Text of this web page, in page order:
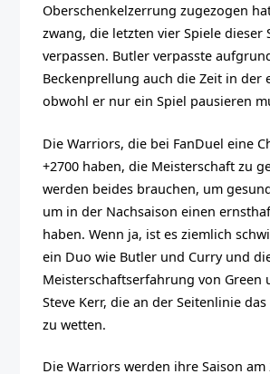
Oberschenkelzerrung zugezogen
zwang, die letzten vier Spiele dieser
verpassen. Butler verpasste
Beckenprellung auch die Zeit in der
obwohl er nur ein Spiel pausieren
Die Warriors, die bei FanDuel eine
+2700 haben, die Meisterschaft zu
werden beides brauchen, um
um in der Nachsaison einen
haben. Wenn ja, ist es ziemlich
ein Duo wie Butler und Curry und
Meisterschaftserfahrung von Green
Steve Kerr, die an der Seitenlinie
zu wetten.
Die Warriors werden ihre Saison am